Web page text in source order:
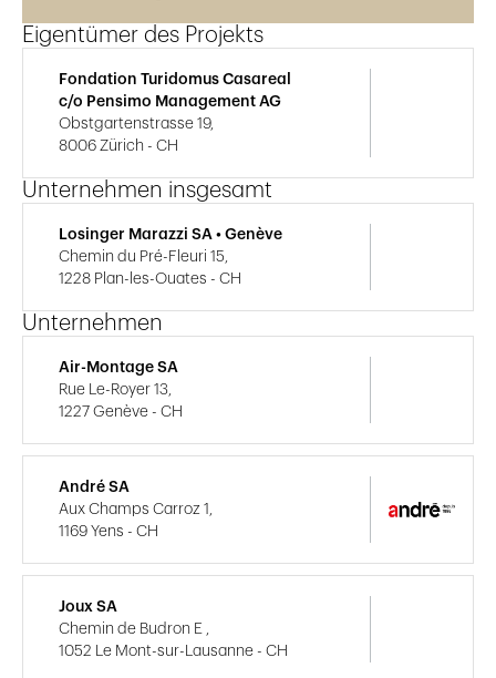
Eigentümer des Projekts
Fondation Turidomus Casareal
c/o Pensimo Management AG
Obstgartenstrasse 19,
8006 Zürich - CH
Unternehmen insgesamt
Losinger Marazzi SA • Genève
Chemin du Pré-Fleuri 15,
1228 Plan-les-Ouates - CH
Unternehmen
Air-Montage SA
Rue Le-Royer 13,
1227 Genève - CH
André SA
Aux Champs Carroz 1,
1169 Yens - CH
Joux SA
Chemin de Budron E ,
1052 Le Mont-sur-Lausanne - CH